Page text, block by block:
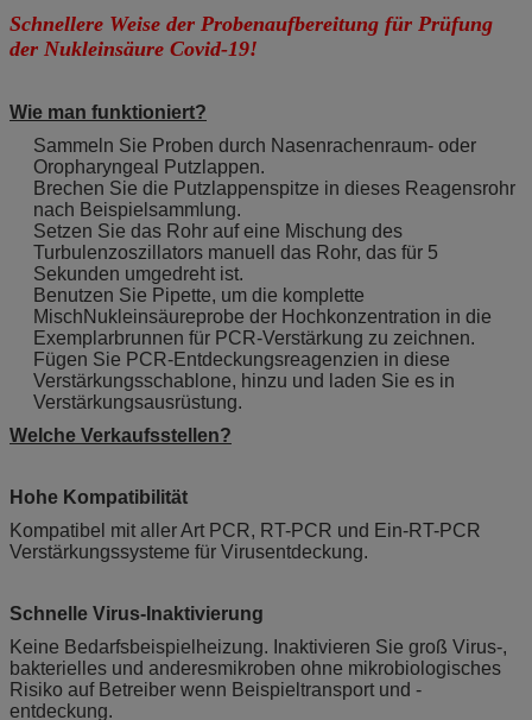
Schnellere Weise der Probenaufbereitung für Prüfung
der Nukleinsäure Covid-19!
Wie man funktioniert?
Sammeln Sie Proben durch Nasenrachenraum- oder
Oropharyngeal Putzlappen.
Brechen Sie die Putzlappenspitze in dieses Reagensrohr
nach Beispielsammlung.
Setzen Sie das Rohr auf eine Mischung des
Turbulenzoszillators manuell das Rohr, das für 5
Sekunden umgedreht ist.
Benutzen Sie Pipette, um die komplette
MischNukleinsäureprobe der Hochkonzentration in die
Exemplarbrunnen für PCR-Verstärkung zu zeichnen.
Fügen Sie PCR-Entdeckungsreagenzien in diese
Verstärkungsschablone, hinzu und laden Sie es in
Verstärkungsausrüstung.
Welche Verkaufsstellen?
Hohe Kompatibilität
Kompatibel mit aller Art PCR, RT-PCR und Ein-RT-PCR
Verstärkungssysteme für Virusentdeckung.
Schnelle Virus-Inaktivierung
Keine Bedarfsbeispielheizung. Inaktivieren Sie groß Virus-,
bakterielles und anderesmikroben ohne mikrobiologisches
Risiko auf Betreiber wenn Beispieltransport und -
entdeckung.